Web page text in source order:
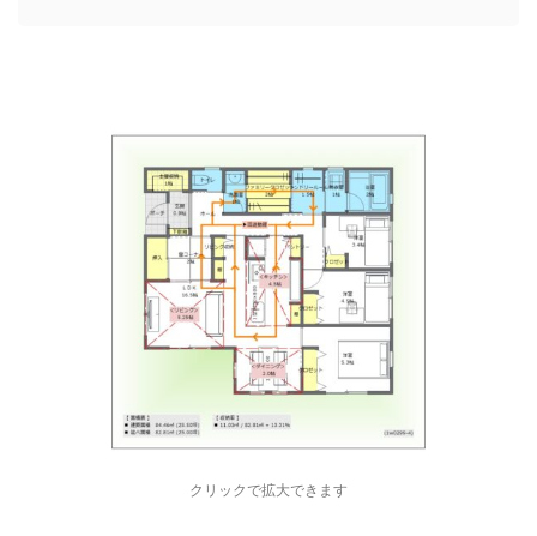
クリックで拡大できます